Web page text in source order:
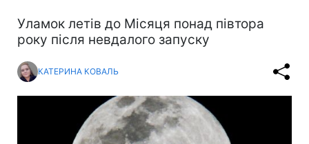
Уламок летів до Місяця понад півтора
року після невдалого запуску
КАТЕРИНА КОВАЛЬ